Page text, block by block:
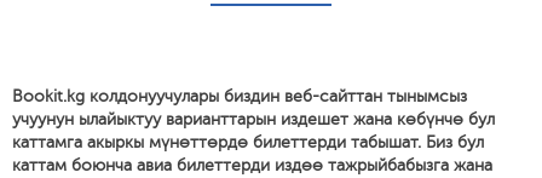
Bookit.kg колдонуучулары биздин веб-сайттан тынымсыз
учуунун ылайыктуу варианттарын издешет жана көбүнчө бул
каттамга акыркы мүнөттөрдө билеттерди табышат. Биз бул
каттам боюнча авиа билеттерди издөө тажрыйбабызга жана